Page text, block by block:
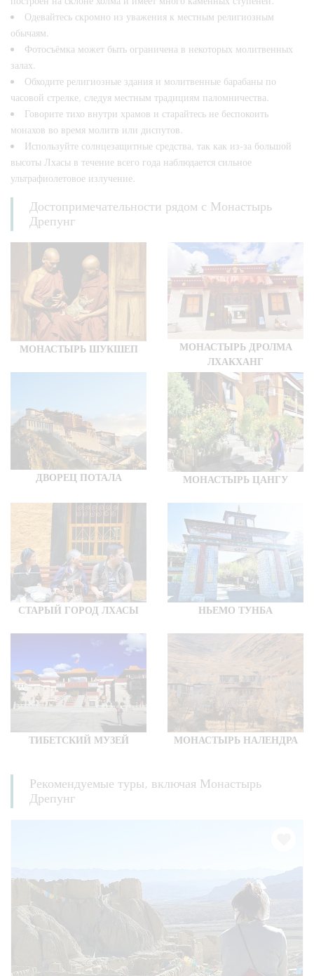
Одевайтесь скромно из уважения к местным религиозным
обычаям.
Фотосъёмка может быть ограничена в некоторых молитвенных
залах.
Обходите религиозные здания и молитвенные барабаны по
часовой стрелке, следуя местным традициям паломничества.
Говорите тихо внутри храмов и старайтесь не беспокоить
монахов во время молитв или диспутов.
Используйте солнцезащитные средства, так как из-за большой
высоты Лхасы в течение всего года наблюдается сильное
ультрафиолетовое излучение.
Достопримечательности рядом с Монастырь
Дрепунг
МОНАСТЫРЬ ШУКШЕП
МОНАСТЫРЬ ДРОЛМА
ЛХАКХАНГ
ДВОРЕЦ ПОТАЛА МОНАСТЫРЬ ЦАНГУ
СТАРЫЙ ГОРОД ЛХАСЫ НЬЕМО ТУНБА
ТИБЕТСКИЙ МУЗЕЙ МОНАСТЫРЬ НАЛЕНДРА
Рекомендуемые туры, включая Монастырь
Дрепунг